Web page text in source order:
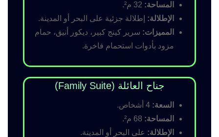
المساحة:
الإطلالة: إطلالة جزئية على البحر أو المدينة.
المميزات: سرير كينج كبير، ديكور أنيق، حمام
مزود بأدوات استحمام فاخرة.
جناح العائلة (Family Suite)
السعة:
المساحة:
الإطلالة: على البحر أو المدينة.